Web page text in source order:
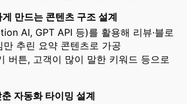
만드는 콘텐츠 구조 설계
AI, GPT API 등)를 활용해 리뷰·블로
만 추린 요약 콘텐츠로 가공
버튼, 고객이 많이 말한 키워드 등으로
자동화 타이밍 설계